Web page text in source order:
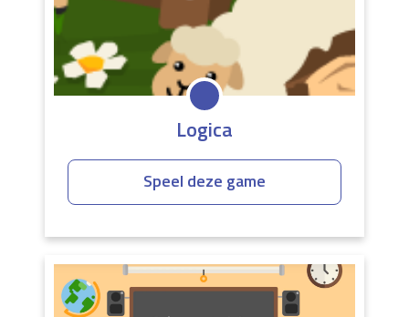
Logica
Speel deze game